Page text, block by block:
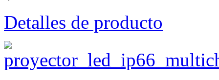
Detalles de producto